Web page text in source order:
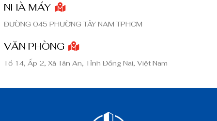
NHÀ MÁY
ĐƯỜNG 045 PHƯỜNG TÂY NAM TPHCM
VĂN PHÒNG
Tổ 14, Ấp 2, Xã Tân An, Tỉnh Đồng Nai, Việt Nam